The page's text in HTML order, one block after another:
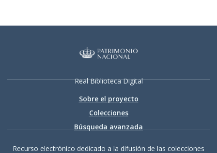
Real Biblioteca Digital
Sobre el proyecto
Colecciones
Búsqueda avanzada
Recurso electrónico dedicado a la difusión de las colecciones